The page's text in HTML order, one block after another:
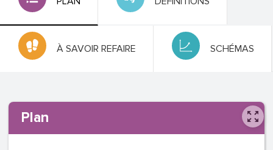
À SAVOIR REFAIRE SCHÉMAS
Plan